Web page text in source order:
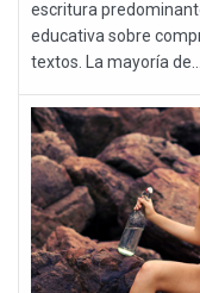
escritura
educativa sobre
textos. La mayoría de...